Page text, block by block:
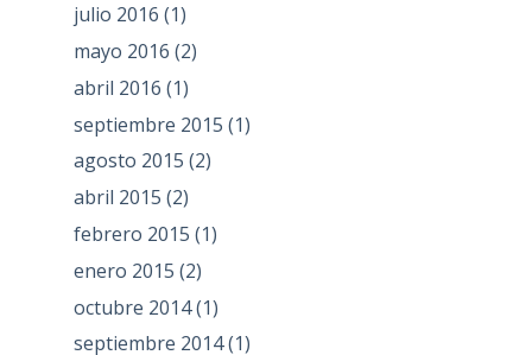
julio 2016 (1)
mayo 2016 (2)
abril 2016 (1)
septiembre 2015 (1)
agosto 2015 (2)
abril 2015 (2)
febrero 2015 (1)
enero 2015 (2)
octubre 2014(1)
septiembre 2014(1)